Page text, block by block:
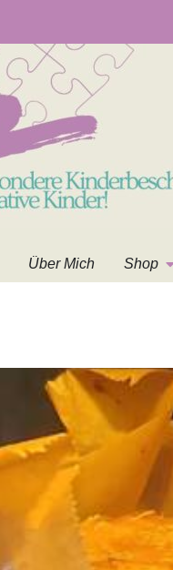
Über Mich Shop